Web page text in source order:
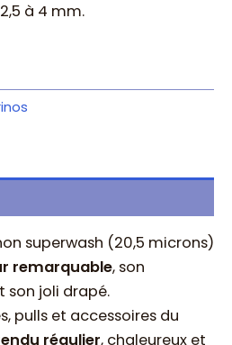
à 4 mm.
superwash (20,5 microns)
remarquable, son
son joli drapé.
pulls et accessoires du
régulier, chaleureux et